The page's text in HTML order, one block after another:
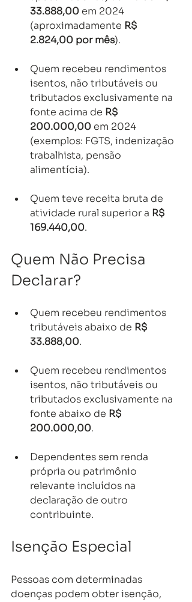
33.888,00 em 2024
(aproximadamente R$
2.824,00 por mês).
Quem recebeu rendimentos
isentos, não tributáveis ou
tributados exclusivamente na
fonte acima de R$
200.000,00 em 2024
(exemplos: FGTS, indenização
trabalhista, pensão
alimentícia).
Quem teve receita bruta de
atividade rural superior a R$
169.440,00.
Quem Não Precisa
Declarar?
Quem recebeu rendimentos
tributáveis abaixo de R$
33.888,00.
Quem recebeu rendimentos
isentos, não tributáveis ou
tributados exclusivamente na
fonte abaixo de R$
200.000,00.
Dependentes sem renda
própria ou patrimônio
relevante incluídos na
declaração de outro
contribuinte.
Isenção Especial
Pessoas com determinadas
doenças podem obter isenção,